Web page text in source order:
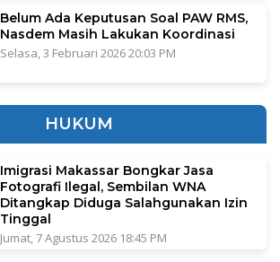
Belum Ada Keputusan Soal PAW RMS,
Nasdem Masih Lakukan Koordinasi
Selasa, 3 Februari 2026 20:03 PM
HUKUM
Imigrasi Makassar Bongkar Jasa
Fotografi Ilegal, Sembilan WNA
Ditangkap Diduga Salahgunakan Izin
Tinggal
Jumat, 7 Agustus 2026 18:45 PM